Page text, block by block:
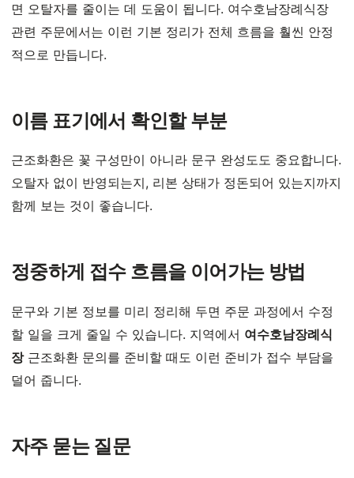
면 오탈자를 줄이는 데 도움이 됩니다. 여수호남장례식장
관련 주문에서는 이런 기본 정리가 전체 흐름을 훨씬 안정
적으로 만듭니다.
이름 표기에서 확인할 부분
근조화환은 꽃 구성만이 아니라 문구 완성도도 중요합니다.
오탈자 없이 반영되는지, 리본 상태가 정돈되어 있는지까지
함께 보는 것이 좋습니다.
정중하게 접수 흐름을 이어가는 방법
문구와 기본 정보를 미리 정리해 두면 주문 과정에서 수정
할 일을 크게 줄일 수 있습니다. 지역에서 여수호남장례식
장근조화환 문의를 준비할 때도 이런 준비가 접수 부담을
덜어 줍니다.
자주 묻는 질문